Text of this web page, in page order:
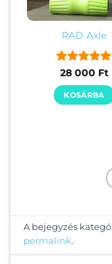
RAD Axle
Értékelés:5
/ 5
28 000 Ft
KOSÁRBA
A bejegyzés
permalink.